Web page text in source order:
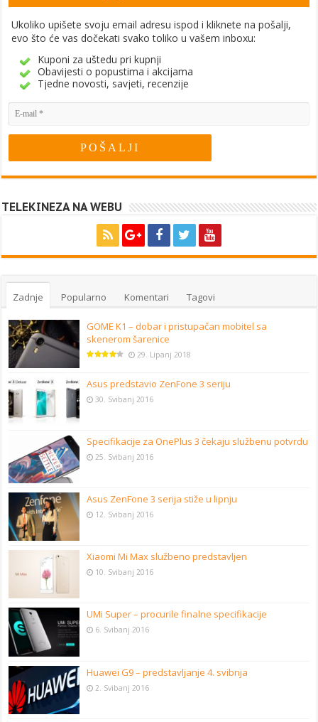
Ukoliko upišete svoju email adresu ispod i kliknete na pošalji,
evo što će vas dočekati svako toliko u vašem inboxu:
Kuponi za uštedu pri kupnji
Obavijesti o popustima i akcijama
Tjedne novosti, savjeti, recenzije
TELEKINEZA NA WEBU
Zadnje Popularno Komentari Tagovi
GOME K1 – dobar i pristupačan mobitel sa
skenerom šarenice
29. Lipanj 2018
Asus predstavio ZenFone 3 seriju
30. Svibanj 2016
Specifikacije za OnePlus 3 čekaju službenu potvrdu
25. Svibanj 2016
Asus ZenFone 3 serija stiže u lipnju
12. Svibanj 2016
Xiaomi Mi Max službeno predstavljen
10. Svibanj 2016
UMi Super – procurile finalne specifikacije
6. Svibanj 2016
Huawei G9 – predstavljanje 4. svibnja
2. Svibanj 2016